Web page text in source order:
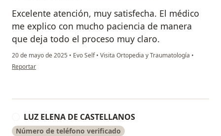
Excelente atención, muy satisfecha. El médico
me explico con mucho paciencia de manera
que deja todo el proceso muy claro.
20 de mayo de 2025 • Evo Self• Visita Ortopedia y Traumatología •
en opinión del usuario Gladis Castaño
Reportar
LUZ ELENA DE CASTELLANOS
Número de teléfono verificado